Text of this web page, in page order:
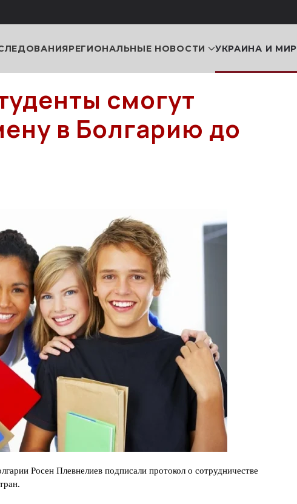
РЕГИОНАЛЬНЫЕ НОВОСТИ УКРАИНА И МИР
смогут
в Болгарию до
Росен Плевнелиев подписали протокол о сотрудничестве